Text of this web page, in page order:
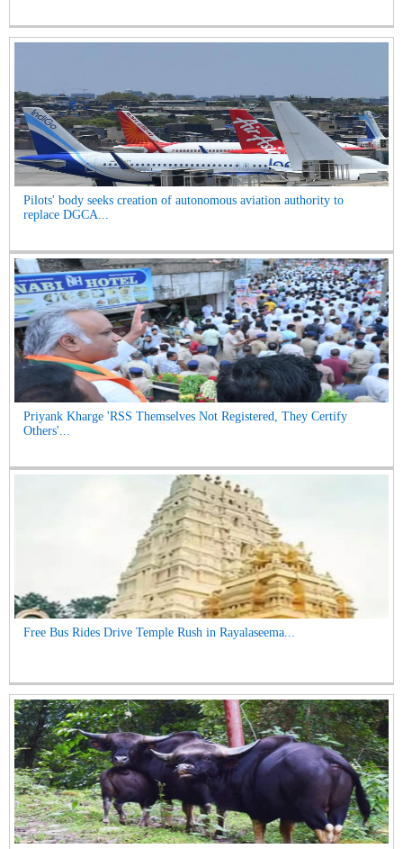
Pilots' body seeks creation of autonomous aviation authority to
replace DGCA...
Priyank Kharge 'RSS Themselves Not Registered, They Certify
Others'...
Free Bus Rides Drive Temple Rush in Rayalaseema...